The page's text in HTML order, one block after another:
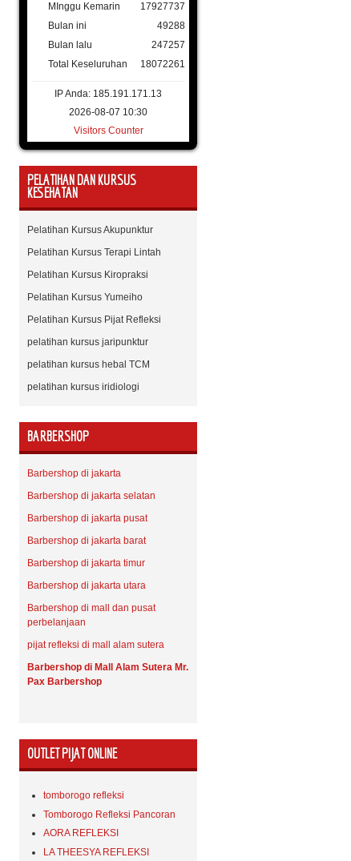
MInggu Kemarin
Bulan ini
Bulan lalu
Total Keseluruhan
17927737
49288
247257
18072261
IP Anda: 185.191.171.13
2026-08-07 10:30
Visitors Counter
PELATIHAN DAN KURSUS
KESEHATAN
Pelatihan Kursus Akupunktur
Pelatihan Kursus Terapi Lintah
Pelatihan Kursus Kiropraksi
Pelatihan Kursus Yumeiho
Pelatihan Kursus Pijat Refleksi
pelatihan kursus jaripunktur
pelatihan kursus hebal TCM
pelatihan kursus iridiologi
BARBERSHOP
Barbershop di jakarta
Barbershop di jakarta selatan
Barbershop di jakarta pusat
Barbershop di jakarta barat
Barbershop di jakarta timur
Barbershop di jakarta utara
Barbershop di mall dan pusat
perbelanjaan
pijat refleksi di mall alam sutera
Barbershop di Mall Alam Sutera Mr.
Pax Barbershop
OUTLET PIJAT ONLINE
tomborogo refleksi
Tomborogo Refleksi Pancoran
AORA REFLEKSI
LA THEESYA REFLEKSI